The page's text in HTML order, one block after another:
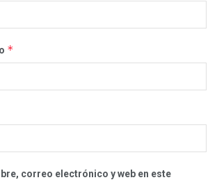
*
correo electrónico y web en este